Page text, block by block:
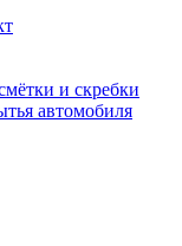
и скребки
автомобиля